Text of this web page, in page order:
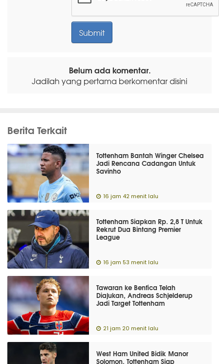
Belum ada komentar.
Jadilah yang pertama berkomentar disini
Berita Terkait
Tottenham Bantah Winger Chelsea
Jadi Rencana Cadangan Untuk
Savinho
16 jam 42 menit lalu
Tottenham Siapkan Rp. 2,8 T Untuk
Rekrut Dua Bintang Premier
League
16 jam 53 menit lalu
Tawaran ke Benfica Telah
Diajukan, Andreas Schjelderup
Jadi Target Tottenham
21 jam 20 menit lalu
West Ham United Bidik Manor
Solomon, Tottenham Siap